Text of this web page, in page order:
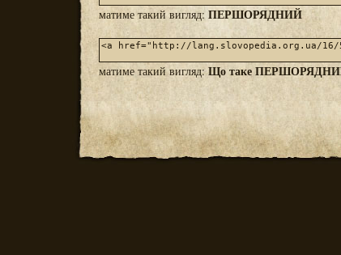
матиме такий вигляд: ПЕРШОРЯДНИЙ
матиме такий вигляд:Що таке